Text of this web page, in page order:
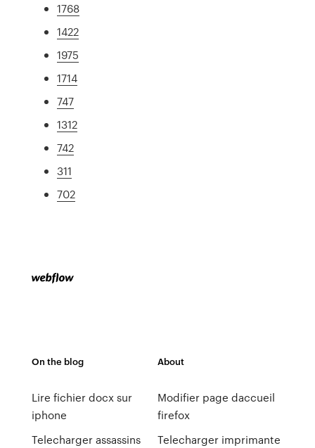
1768
1422
1975
1714
747
1312
742
311
702
On the blog
Lire fichier docx sur
iphone
Telecharger assassins
About
Modifier page daccueil
firefox
Telecharger imprimante